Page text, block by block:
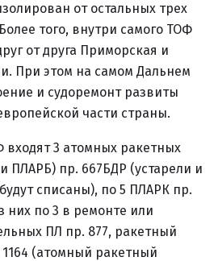
от остальных трех
того, внутри самого ТОФ
от друга Приморская и
При этом на самом Дальнем
и судоремонт развиты
части страны.
входят 3 атомных ракетных
ПЛАРБ) пр. 667БДР (устарели и
списаны), по 5 ПЛАРК пр.
них по 3 в ремонте или
ПЛ пр. 877, ракетный
(атомный ракетный